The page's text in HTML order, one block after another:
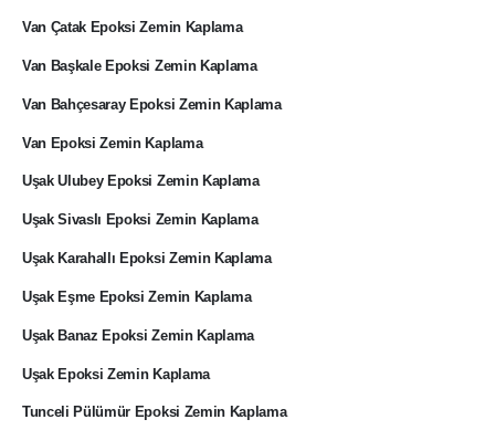
Van Çatak Epoksi Zemin Kaplama
Van Başkale Epoksi Zemin Kaplama
Van Bahçesaray Epoksi Zemin Kaplama
Van Epoksi Zemin Kaplama
Uşak Ulubey Epoksi Zemin Kaplama
Uşak Sivaslı Epoksi Zemin Kaplama
Uşak Karahallı Epoksi Zemin Kaplama
Uşak Eşme Epoksi Zemin Kaplama
Uşak Banaz Epoksi Zemin Kaplama
Uşak Epoksi Zemin Kaplama
Tunceli Pülümür Epoksi Zemin Kaplama